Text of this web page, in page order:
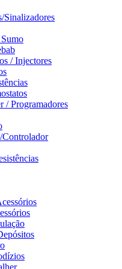
Sinalizadores
/ Injectores
/ Programadores
Controlador